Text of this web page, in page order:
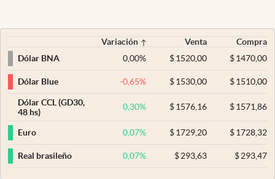
Variación Venta
Compra
Dólar BNA
0,00% $ 1520,00 $1470,00
Dólar Blue -0,65% $ 1530,00 $1510,00
Dólar CCL (GD30,
48 hs)
0,30% $ 1576,16 $1571,86
Euro 0,07% $ 1729,20 $1728,32
Real brasileño 0,07% $ 293,63 $293,47